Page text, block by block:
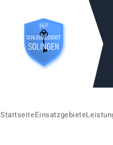
StartseiteEinsatzgebiete